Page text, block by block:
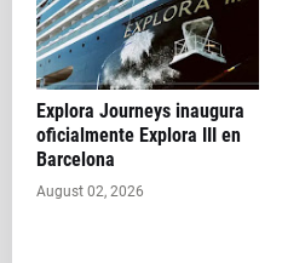
Explora Journeys inaugura
oficialmente Explora III en
Barcelona
August 02, 2026